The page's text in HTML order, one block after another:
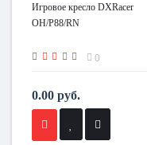
Игровое кресло DXRacer
OH/P88/RN
0
0.00 руб.